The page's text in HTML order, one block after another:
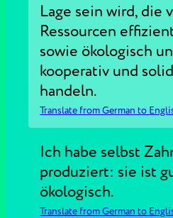
Lage sein wird, die
Ressourcen
sowie ökologisch
kooperativ und
handeln.
Translate from German to
Ich habe selbst
produziert: sie ist
ökologisch.
Translate from German to